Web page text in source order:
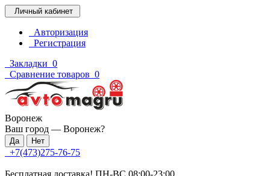
Личный кабинет
Авторизация
Регистрация
Закладки 0
Сравнение товаров 0
Воронеж
Ваш город — Воронеж?
+7(473)275-76-75
Бесплатная доставка! ПН-ВС 08:00-23:00